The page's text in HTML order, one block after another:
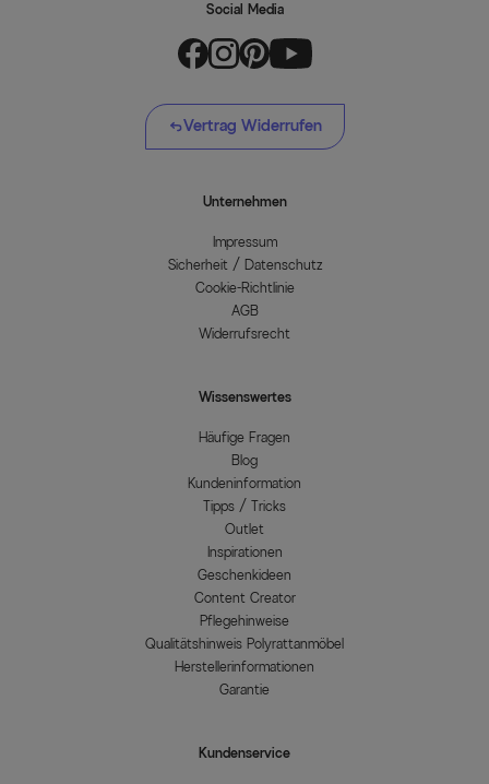
Social Media
Vertrag Widerrufen
Unternehmen
Impressum
Sicherheit / Datenschutz
Cookie-Richtlinie
AGB
Widerrufsrecht
Wissenswertes
Häufige Fragen
Blog
Kundeninformation
Tipps / Tricks
Outlet
Inspirationen
Geschenkideen
Content Creator
Pflegehinweise
Qualitätshinweis Polyrattanmöbel
Herstellerinformationen
Garantie
Kundenservice